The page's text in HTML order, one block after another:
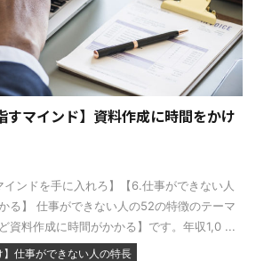
すマインド】資料作成に時間をかけ
インドを手に入れろ】【6.仕事ができない人
る】 仕事ができない人の52の特徴のテーマ
資料作成に時間がかかる】です。年収1,0 ...
】仕事ができない人の特長